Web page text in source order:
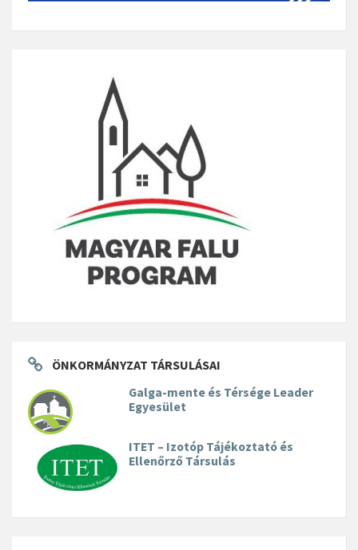
ÖNKORMÁNYZAT TÁRSULÁSAI
Galga-mente és Térsége Leader
Egyesület
ITET – Izotóp Tájékoztató és
Ellenőrző Társulás